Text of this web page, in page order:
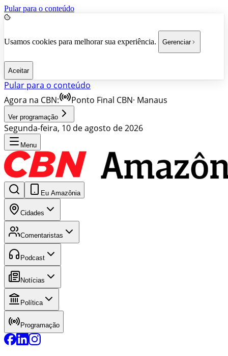
Pular para o conteúdo
Usamos cookies para melhorar sua experiência. Gerenciar
Aceitar
Pular para o conteúdo
Agora na CBN:
Ponto Final CBN· Manaus
Ver programação
Segunda-feira, 10 de agosto de 2026
Menu
Eu Amazônia
Cidades
Comentaristas
Podcast
Notícias
Política
Programação